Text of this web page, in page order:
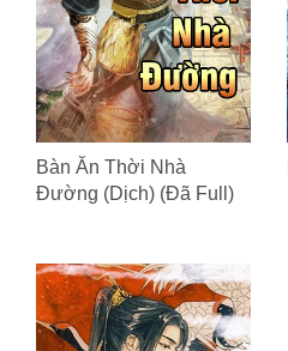
Bàn Ăn Thời Nhà
Đường (Dịch) (Đã Full)